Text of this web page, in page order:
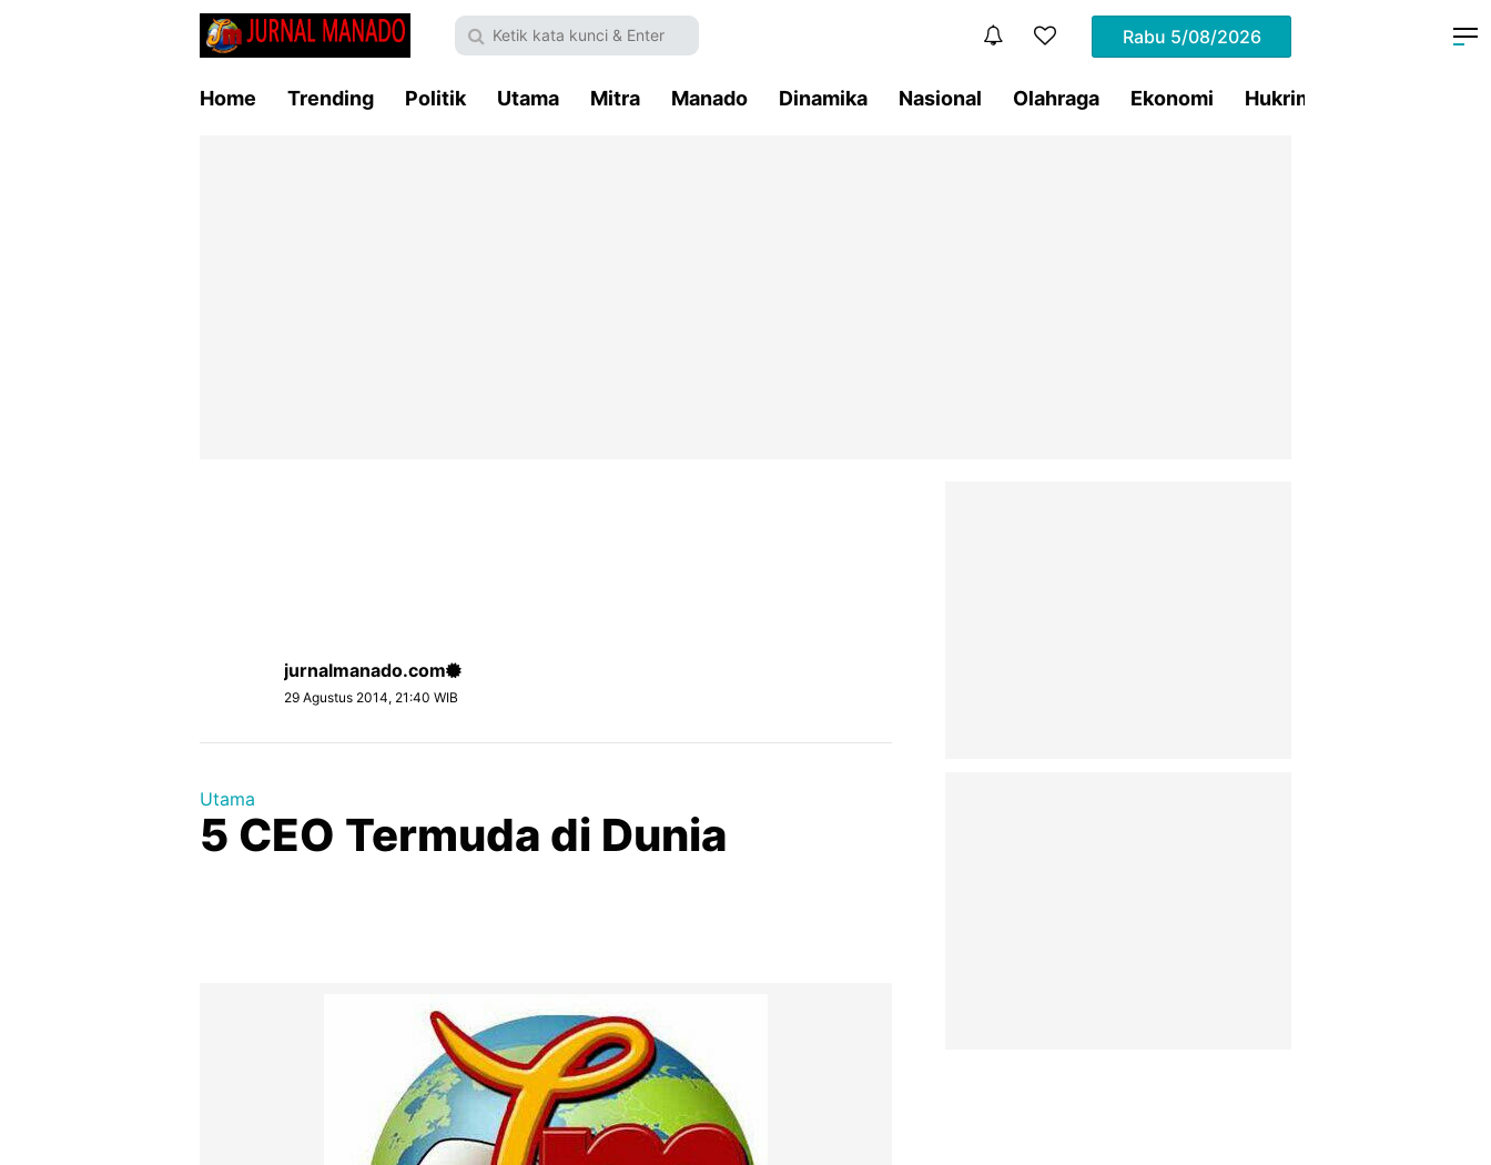
Rabu 5/08/2026
Home Trending Politik Utama Mitra Manado Dinamika Nasional Olahraga Ekonomi Hukrim
jurnalmanado.com
29 Agustus 2014, 21:40 WIB
Utama
5 CEO Termuda di Dunia